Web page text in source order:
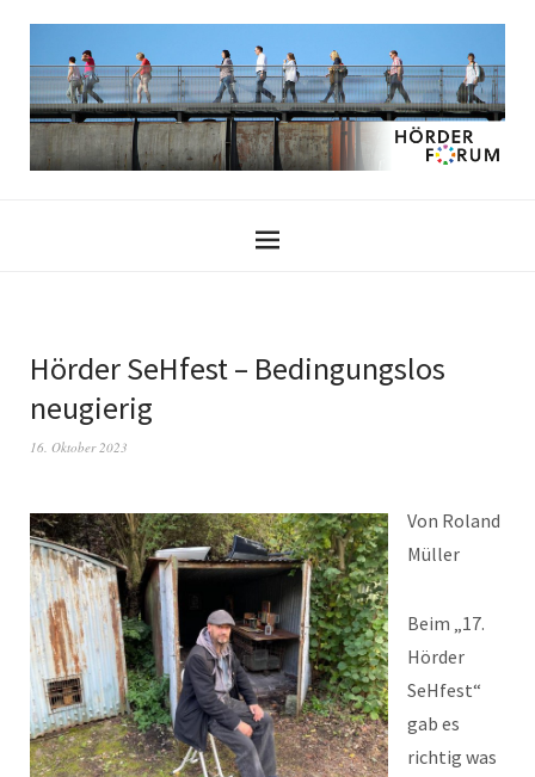
Hörder SeHfest – Bedingungslos
neugierig
16. Oktober 2023
Von Roland
Müller
Beim „17.
Hörder
SeHfest“
gab es
richtig was